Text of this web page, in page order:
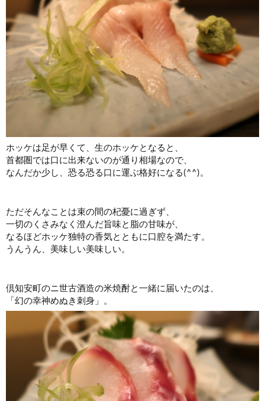
ホッケは足が早くて、生のホッケとなると、
首都圏では口に出来ないのが通り相場なので、
なんだか少し、恐る恐る口に運ぶ格好になる(^^)。
ただそんなことは束の間の杞憂に過ぎず、
一切のくさみなく澄んだ旨味と脂の甘味が、
なるほどホッケ独特の香気とともに口腔を満たす。
うんうん、美味しい美味しい。
倶知安町のニ世古酒造の米焼酎と一緒に届いたのは、
「幻の幸神めぬき刺身」。